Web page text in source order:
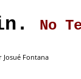
No
Josué Fontana